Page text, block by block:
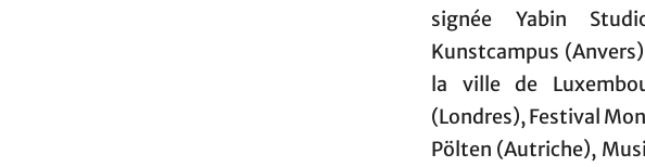
signée Yabin
Kunstcampus
la ville de
(Londres), Festival
Pölten (Autriche),